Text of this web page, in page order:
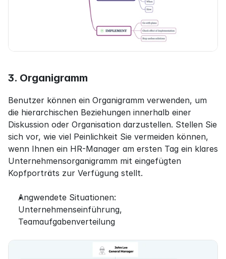
3. Organigramm
Benutzer können ein Organigramm verwenden, um
die hierarchischen Beziehungen innerhalb einer
Diskussion oder Organisation darzustellen. Stellen Sie
sich vor, wie viel Peinlichkeit Sie vermeiden können,
wenn Ihnen ein HR-Manager am ersten Tag ein klares
Unternehmensorganigramm mit eingefügten
Kopfporträts zur Verfügung stellt.
Angwendete Situationen:
Unternehmenseinführung,
Teamaufgabenverteilung